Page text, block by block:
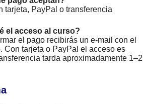
tarjeta, PayPal o transferencia
el acceso al curso?
el pago recibirás un e-mail con el
Con tarjeta o PayPal el acceso es
tarda aproximadamente 1–2